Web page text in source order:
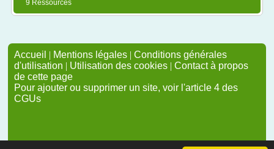
9 Ressources
Accueil | Mentions légales | Conditions générales
d'utilisation | Utilisation des cookies | Contact à propos
de cette page
Pour ajouter ou supprimer un site, voir l'article 4 des
CGUs